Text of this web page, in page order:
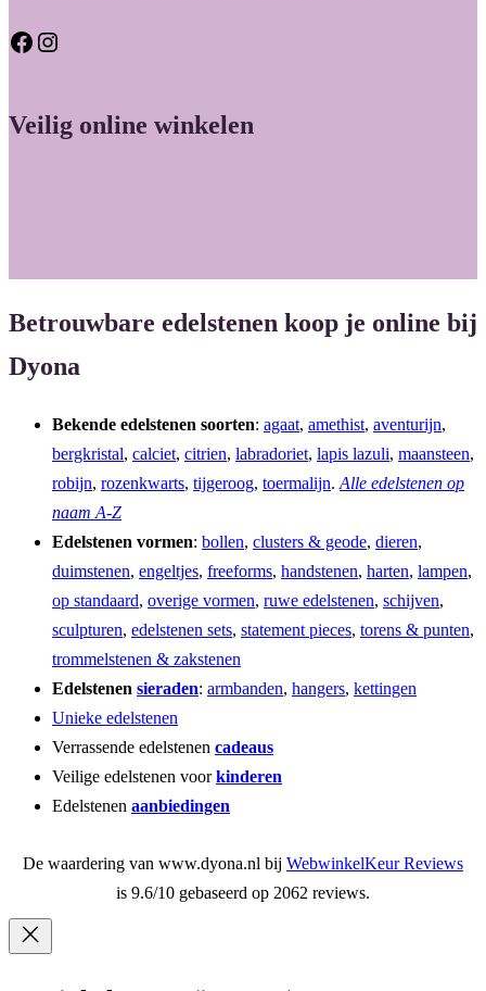
Facebook Instagram
Veilig online winkelen
Betrouwbare edelstenen koop je online bij
Dyona
Bekende edelstenen soorten: agaat, amethist, aventurijn,
bergkristal, calciet, citrien, labradoriet, lapis lazuli, maansteen,
robijn, rozenkwarts, tijgeroog, toermalijn. Alle edelstenen op
naam A-Z
Edelstenen vormen: bollen, clusters & geode, dieren,
duimstenen, engeltjes, freeforms, handstenen, harten, lampen,
op standaard, overige vormen, ruwe edelstenen, schijven,
sculpturen, edelstenen sets, statement pieces, torens & punten,
trommelstenen & zakstenen
Edelstenen sieraden: armbanden, hangers, kettingen
Unieke edelstenen
Verrassende edelstenen cadeaus
Veilige edelstenen voorkinderen
Edelstenen aanbiedingen
De waardering van www.dyona.nl bij WebwinkelKeur Reviews
is 9.6/10 gebaseerd op 2062 reviews.